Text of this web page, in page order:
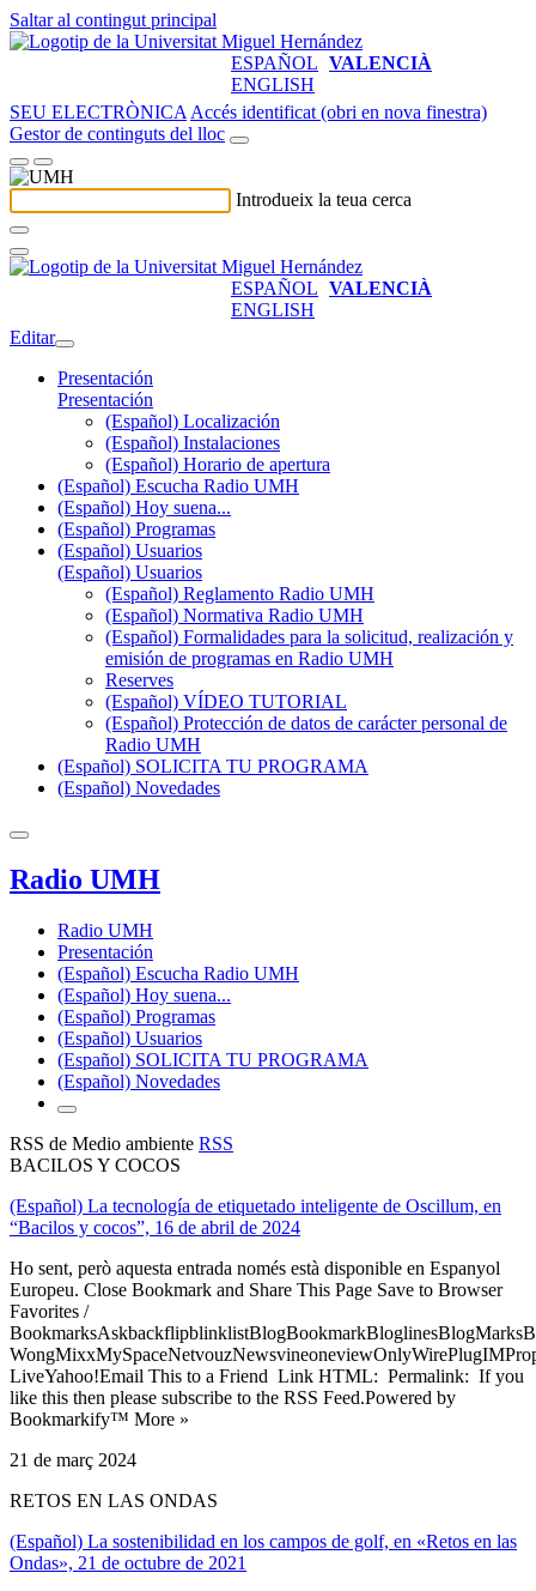
Saltar al contingut principal
ESPAÑOL VALENCIÀ
ENGLISH
SEU ELECTRÒNICA Accés identificat (obri en nova finestra)
Gestor de continguts del lloc
Introdueix la teua cerca
ESPAÑOL VALENCIÀ
ENGLISH
Editar
Presentación
Presentación
(Español) Localización
(Español) Instalaciones
(Español) Horario de apertura
(Español) Escucha Radio UMH
(Español) Hoy suena...
(Español) Programas
(Español) Usuarios
(Español) Usuarios
(Español) Reglamento Radio UMH
(Español) Normativa Radio UMH
(Español) Formalidades para la solicitud, realización y
emisión de programas en Radio UMH
Reserves
(Español) VÍDEO TUTORIAL
(Español) Protección de datos de carácter personal de
Radio UMH
(Español) SOLICITA TU PROGRAMA
(Español) Novedades
Radio UMH
Radio UMH
Presentación
(Español) Escucha Radio UMH
(Español) Hoy suena...
(Español) Programas
(Español) Usuarios
(Español) SOLICITA TU PROGRAMA
(Español) Novedades
RSS de Medio ambiente RSS
BACILOS Y COCOS
(Español) La tecnología de etiquetado inteligente de Oscillum, en
“Bacilos y cocos”, 16 de abril de 2024
Ho sent, però aquesta entrada només està disponible en Espanyol
Europeu. Close Bookmark and Share This Page Save to Browser
Favorites /
LiveYahoo!Email This to a Friend Link HTML: Permalink: If you
like this then please subscribe to the RSS Feed.Powered by
Bookmarkify™ More »
21 de març 2024
RETOS EN LAS ONDAS
(Español) La sostenibilidad en los campos de golf, en «Retos en las
Ondas», 21 de octubre de 2021